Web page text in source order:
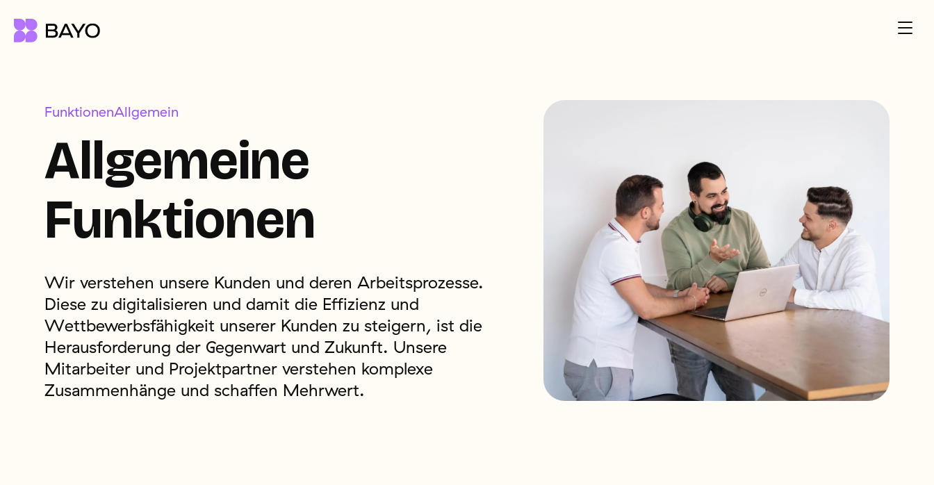
zum
Inhalt
Preis
Schulung/Events
Support
Über uns
FunktionenAllgemein
Allgemeine
Funktionen
Wir verstehen unsere Kunden und deren Arbeitsprozesse.
Diese zu digitalisieren und damit die Effizienz und
Wettbewerbsfähigkeit unserer Kunden zu steigern, ist die
Herausforderung der Gegenwart und Zukunft. Unsere
Mitarbeiter und Projektpartner verstehen komplexe
Zusammenhänge und schaffen Mehrwert.